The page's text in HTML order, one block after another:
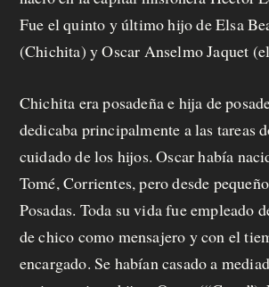
p
u
s
t
a
C
Fue el quinto y último hijo de Elsa
(Chichita) y Oscar Anselmo Jaquet
Chichita era posadeña e hija de
dedicaba principalmente a las tareas
cuidado de los hijos. Oscar había
Tomé, Corrientes, pero desde
Posadas. Toda su vida fue empleado
de chico como mensajero y con el
encargado. Se habían casado a